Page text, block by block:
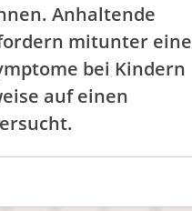
Anhaltende
mitunter eine
bei Kindern
auf einen